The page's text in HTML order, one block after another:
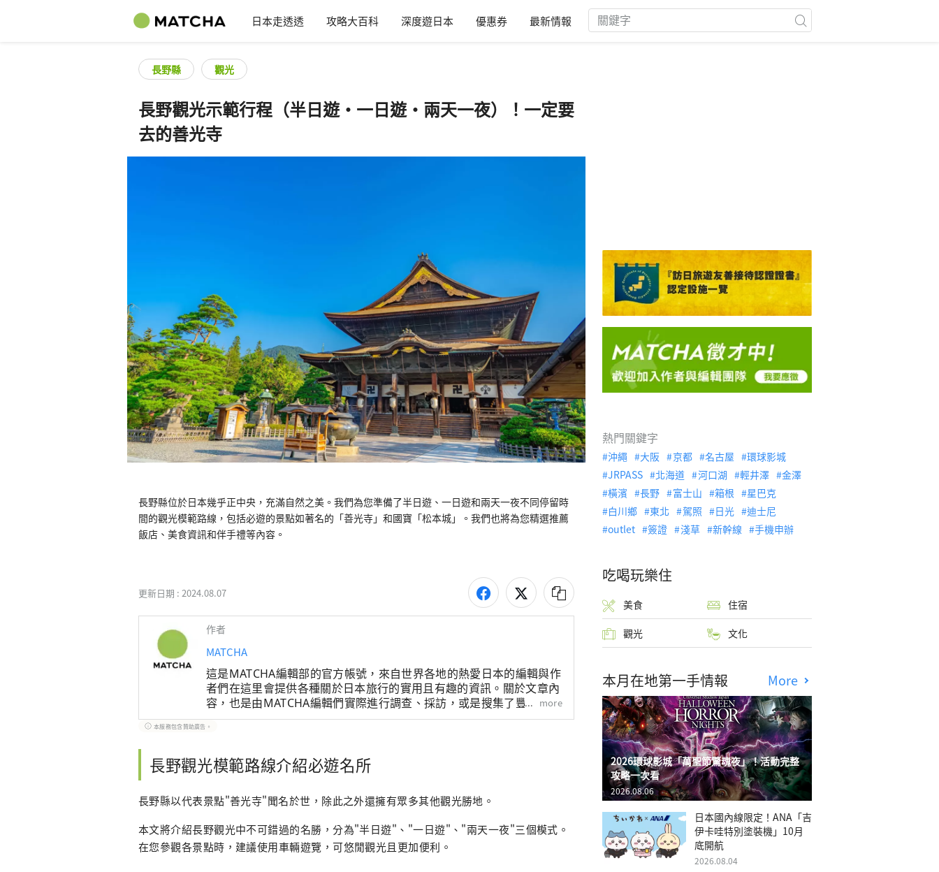
日本走透透 攻略大百科 深度遊日本 優惠券 最新情報
長野縣 觀光
長野觀光示範行程（半日遊・一日遊・兩天一夜）！一定要
去的善光寺
長野縣位於日本幾乎正中央，充滿自然之美。我們為您準備了半日遊、一日遊和兩天一夜不同停留時
間的觀光模範路線，包括必遊的景點如著名的「善光寺」和國寶「松本城」。我們也將為您精選推薦
飯店、美食資訊和伴手禮等內容。
更新日期 : 2024.08.07
作者
MATCHA
這是MATCHA編輯部的官方帳號，來自世界各地的熱愛日本的編輯與作
者們在這里會提供各種關於日本旅行的實用且有趣的資訊。關於文章內
容，也是由MATCHA編輯們實際進行調查、採訪，或是搜集了豐富的旅
遊情報後，根據這些資訊來撰寫文章。
more
本服務包含贊助廣告。
長野觀光模範路線介紹必遊名所
長野縣以代表景點"善光寺"聞名於世，除此之外還擁有眾多其他觀光勝地。
本文將介紹長野觀光中不可錯過的名勝，分為"半日遊"、"一日遊"、"兩天一夜"三個模式。
在您參觀各景點時，建議使用車輛遊覽，可悠閒觀光且更加便利。
熱門關鍵字
沖繩 大阪 京都 名古屋
環球影城
JRPASS
北海道 河口湖 輕井澤
金澤
橫濱
長野 富士山 箱根
星巴克
白川鄉
東北 駕照 日光
迪士尼
outlet
簽證 淺草 新幹線 手機申辦
吃喝玩樂住
美食 住宿
觀光 文化
本月在地第一手情報 More
2026環球影城「萬聖節驚魂夜」！活動完整
攻略一次看
2026.08.06
日本國內線限定！ANA「吉
伊卡哇特別塗裝機」10月
底開航
2026.08.04